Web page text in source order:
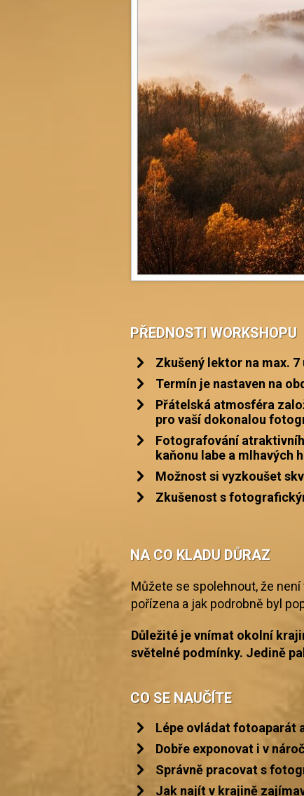
PŘEDNOSTI WORKSHOPU
Zkušený lektor na max. 7
Termín je nastaven na
Přátelská atmosféra
pro vaší dokonalou
Fotografování
kaňonu labe a mlhavých
Možnost si vyzkoušet
Zkušenost s
NA CO KLADU DŮRAZ
Můžete se spolehnout, že
pořízena a jak podrobně byl
Důležité je vnímat okolní
světelné podmínky. Jedině
CO SE NAUČÍTE
Lépe ovládat fotoaparát
Dobře exponovat i v
Správně pracovat s
Jak najít v krajině